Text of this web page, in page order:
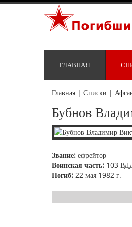
ГЛАВНАЯ
Главная | Списки |
Бубнов
Звание: ефрейтор
Воинская часть: 103
Погиб: 22 мая 1982 г.